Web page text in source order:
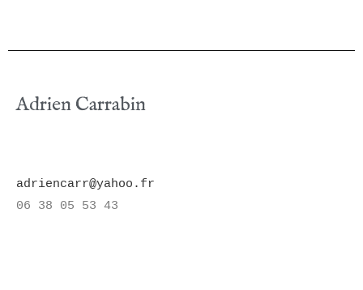
Adrien Carrabin
adriencarr@yahoo.fr
06 38 05 53 43